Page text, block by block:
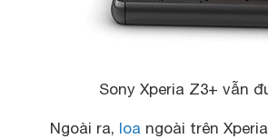
Sony Xperia Z3+ vẫn
Ngoài ra, loa ngoài trên